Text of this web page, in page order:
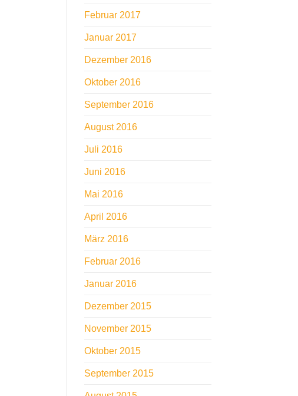
Februar 2017
Januar 2017
Dezember 2016
Oktober 2016
September 2016
August 2016
Juli 2016
Juni 2016
Mai 2016
April 2016
März 2016
Februar 2016
Januar 2016
Dezember 2015
November 2015
Oktober 2015
September 2015